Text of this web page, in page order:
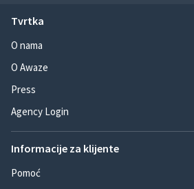
Tvrtka
O nama
O Awaze
Press
Agency Login
Informacije za klijente
Pomoć